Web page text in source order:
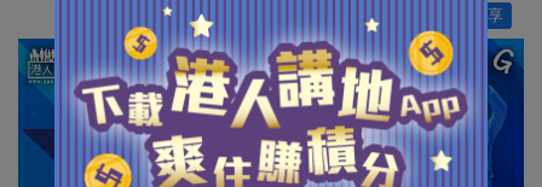
分享